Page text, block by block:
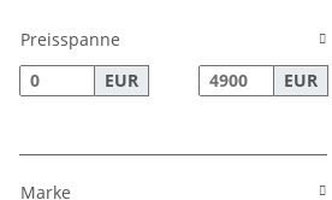
Preisspanne
EUR
EUR
Marke